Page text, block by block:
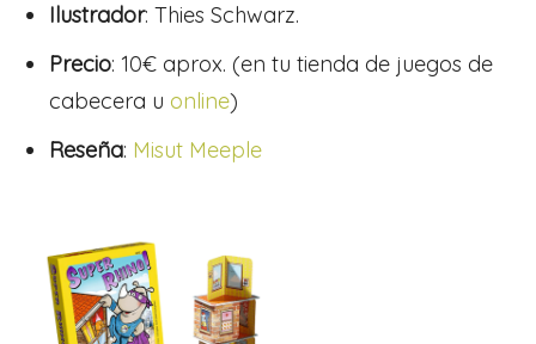
Ilustrador: Thies Schwarz.
Precio: 10€ aprox. (en tu tienda de juegos de
cabecera u online)
Reseña: Misut Meeple